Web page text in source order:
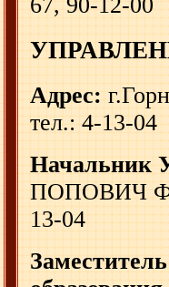
67, 90-12-00
Адрес:
тел.: 4-13-04
Начальник
ПОПОВИЧ
13-04